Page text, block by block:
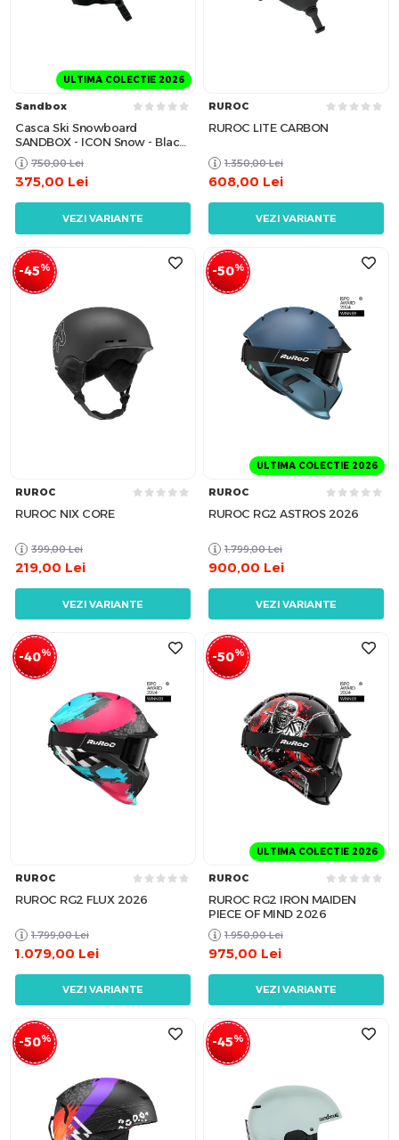
ULTIMA COLECTIE 2026
Sandbox
Casca Ski Snowboard
SANDBOX - ICON Snow - Black
Camo750,00 Lei
375,00 Lei
VEZI VARIANTE
RUROC
RUROC LITE CARBON
1.350,00 Lei
608,00 Lei
VEZI VARIANTE
-45%
RUROC
RUROC NIX CORE
399,00 Lei
219,00 Lei
VEZI VARIANTE
-50%
ULTIMA COLECTIE 2026
RUROC
RUROC RG2 ASTROS 2026
1.799,00 Lei
900,00 Lei
VEZI VARIANTE
-40%
RUROC
RUROC RG2 FLUX 2026
1.799,00 Lei
1.079,00 Lei
VEZI VARIANTE
-50%
ULTIMA COLECTIE 2026
RUROC
RUROC RG2 IRON MAIDEN
PIECE OF MIND 2026
1.950,00 Lei
975,00 Lei
VEZI VARIANTE
-50% -45%